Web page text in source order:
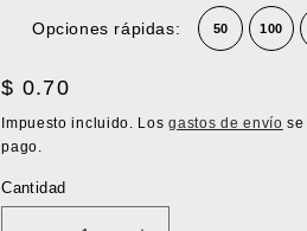
Opciones rápidas: 50 100
Precio
habitual
$ 0.70
Impuesto incluido. Losgastos de envío se
pago.
Cantidad